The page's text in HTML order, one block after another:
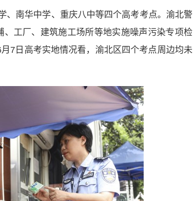
南华中学、重庆八中等四个高考考点。渝北警
、工厂、建筑施工场所等地实施噪声污染专项检
7日高考实地情况看，渝北区四个考点周边均未